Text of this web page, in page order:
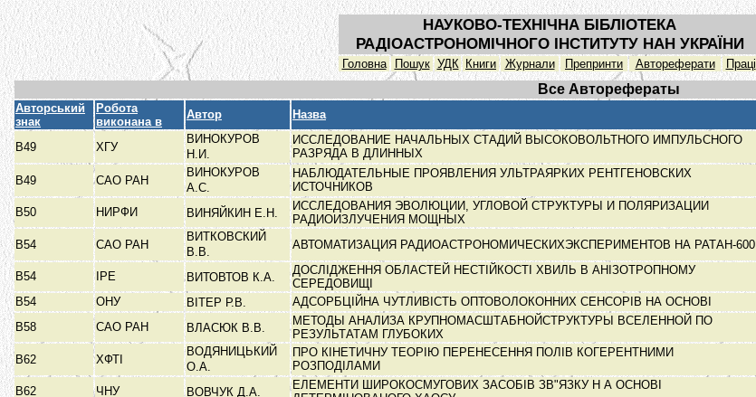
НАУКОВО-ТЕХНІЧНА БІБЛІОТЕКА
РАДІОАСТРОНОМІЧНОГО ІНСТИТУТУ НАН УКРАЇНИ
Головна Пошук УДК Книги Журнали Препринти Автореферати Праці
Все Авторефераты
Авторський
знак
Робота
виконана в
Автор Назва
В49
ХГУ
ВИНОКУРОВ
Н.И.
ИССЛЕДОВАНИЕ НАЧАЛЬНЫХ СТАДИЙ ВЫСОКОВОЛЬТНОГО ИМПУЛЬСНОГО
РАЗРЯДА В ДЛИННЫХ
В49 САО РАН
ВИНОКУРОВ
А.С.
НАБЛЮДАТЕЛЬНЫЕ ПРОЯВЛЕНИЯ УЛЬТРАЯРКИХ РЕНТГЕНОВСКИХ
ИСТОЧНИКОВ
В50 НИРФИ ВИНЯЙКИН Е.Н.
ИССЛЕДОВАНИЯ ЭВОЛЮЦИИ, УГЛОВОЙ СТРУКТУРЫ И ПОЛЯРИЗАЦИИ
РАДИОИЗЛУЧЕНИЯ МОЩНЫХ
В54 САО РАН
ВИТКОВСКИЙ
В.В.
АВТОМАТИЗАЦИЯ РАДИОАСТРОНОМИЧЕСКИХЭКСПЕРИМЕНТОВ НА РАТАН-600
В54 ІРЕ ВИТОВТОВ К.А.
ДОСЛІДЖЕННЯ ОБЛАСТЕЙ НЕСТІЙКОСТІ ХВИЛЬ В АНІЗОТРОПНОМУ
СЕРЕДОВИЩІ
В54
ОНУ ВІТЕР Р.В. АДСОРБЦІЙНА ЧУТЛИВІСТЬ ОПТОВОЛОКОННИХ СЕНСОРІВ НА ОСНОВІ
В58
САО РАН ВЛАСЮК В.В.
МЕТОДЫ АНАЛИЗА КРУПНОМАСШТАБНОЙСТРУКТУРЫ ВСЕЛЕННОЙ ПО
РЕЗУЛЬТАТАМ ГЛУБОКИХ
В62 ХФТІ
ВОДЯНИЦЬКИЙ
О.А.
ПРО КІНЕТИЧНУ ТЕОРІЮ ПЕРЕНЕСЕННЯ ПОЛІВ КОГЕРЕНТНИМИ
РОЗПОДІЛАМИ
В62 ЧНУ ВОВЧУК Д.А.
ЕЛЕМЕНТИ ШИРОКОСМУГОВИХ ЗАСОБІВ ЗВ"ЯЗКУ Н А ОСНОВІ